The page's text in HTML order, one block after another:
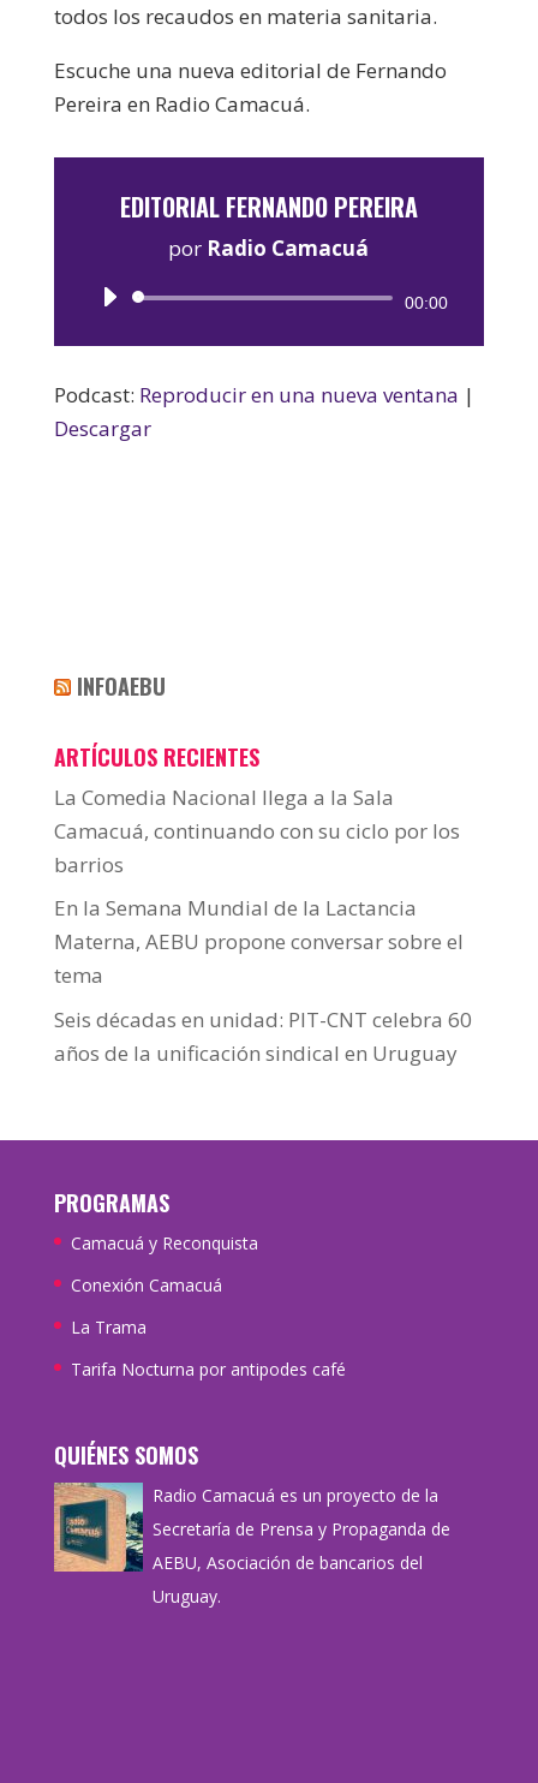
todos los recaudos en materia sanitaria.
Escuche una nueva editorial de Fernando
Pereira en Radio Camacuá.
EDITORIAL FERNANDO PEREIRA
por Radio Camacuá
Reproductor
00:00
Podcast: Reproducir en una nueva ventana |
Descargar
INFOAEBU
ARTÍCULOS RECIENTES
La Comedia Nacional llega a la Sala
Camacuá, continuando con su ciclo por los
barrios
En la Semana Mundial de la Lactancia
Materna, AEBU propone conversar sobre el
tema
Seis décadas en unidad: PIT-CNT celebra 60
años de la unificación sindical en Uruguay
PROGRAMAS
Camacuá y Reconquista
Conexión Camacuá
La Trama
Tarifa Nocturna por antipodes café
QUIÉNES SOMOS
Radio Camacuá es un proyecto de la
Secretaría de Prensa y Propaganda de
AEBU, Asociación de bancarios del
Uruguay.